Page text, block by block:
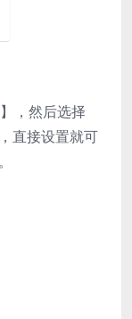
，然后选择
直接设置就可